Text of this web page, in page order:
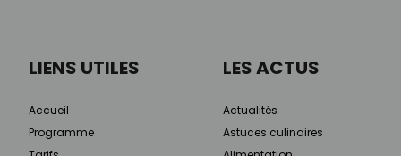
LIENS UTILES
Accueil
Programme
LES ACTUS
Actualités
Astuces culinaires